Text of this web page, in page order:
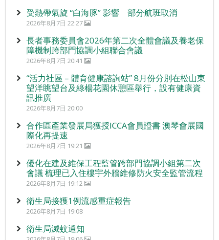
受熱帶氣旋 “白海豚” 影響 部分航班取消
2026年8月7日 22:27
長者事務委員會2026年第二次全體會議及養老保
障機制跨部門協調小組聯合會議
2026年8月7日 20:41
“活力社區 – 體育健康諮詢站” 8月份分別在松山東
望洋眺望台及綠楊花園休憩區舉行，設有健康資
訊推廣
2026年8月7日 20:00
合作區產業發展局獲授ICCA會員證書 澳琴會展國
際化再提速
2026年8月7日 19:21
優化在建及維保工程監管跨部門協調小組第二次
會議 梳理已入住樓宇外牆維修防火安全監管流程
2026年8月7日 19:12
衛生局接獲1例流感重症報告
2026年8月7日 19:08
衛生局滅蚊通知